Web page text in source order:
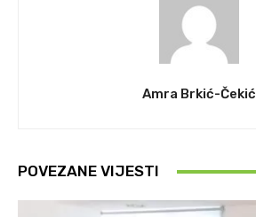
Amra Brkić-Čekić
POVEZANE VIJESTI